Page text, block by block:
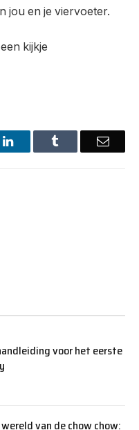
jou en je viervoeter.
kijkje
LinkedIn Email
voor het eerste
van de chow chow: